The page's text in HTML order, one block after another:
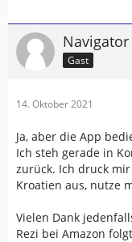
Navigator
Gast
14. Oktober 2021
Ja, aber die App
Ich steh gerade in
zurück. Ich druck
Kroatien aus, nutze
Vielen Dank
Rezi bei Amazon